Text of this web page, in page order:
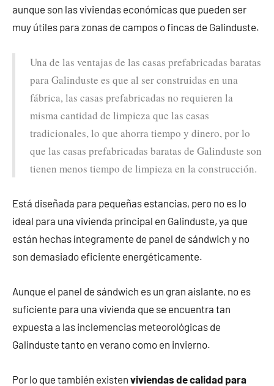
aunque son las viviendas económicas que pueden ser
muy útiles para zonas de campos o fincas de Galinduste.
Una de las ventajas de las casas prefabricadas baratas
para Galinduste es que al ser construidas en una
fábrica, las casas prefabricadas no requieren la
misma cantidad de limpieza que las casas
tradicionales, lo que ahorra tiempo y dinero, por lo
que las casas prefabricadas baratas de Galinduste son
tienen menos tiempo de limpieza en la construcción.
Está diseñada para pequeñas estancias, pero no es lo
ideal para una vivienda principal en Galinduste, ya que
están hechas íntegramente de panel de sándwich y no
son demasiado eficiente energéticamente.
Aunque el panel de sándwich es un gran aislante, no es
suficiente para una vivienda que se encuentra tan
expuesta a las inclemencias meteorológicas de
Galinduste tanto en verano como en invierno.
Por lo que también existen viviendas de calidad para